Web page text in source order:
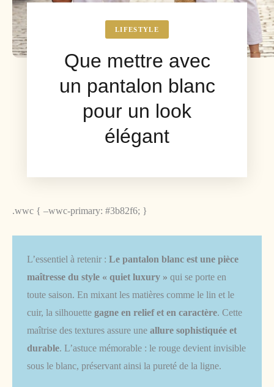
LIFESTYLE
Que mettre avec
un pantalon blanc
pour un look
élégant
.wwc { –wwc-primary: #3b82f6; }
L’essentiel à retenir : Le pantalon blanc est une pièce
maîtresse du style « quiet luxury » qui se porte en
toute saison. En mixant les matières comme le lin et le
cuir, la silhouette gagne en relief et en caractère. Cette
maîtrise des textures assure une allure sophistiquée et
durable. L’astuce mémorable : le rouge devient invisible
sous le blanc, préservant ainsi la pureté de la ligne.